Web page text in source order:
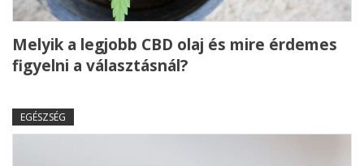
Melyik a legjobb CBD olaj és mire érdemes
figyelni a választásnál?
EGÉSZSÉG